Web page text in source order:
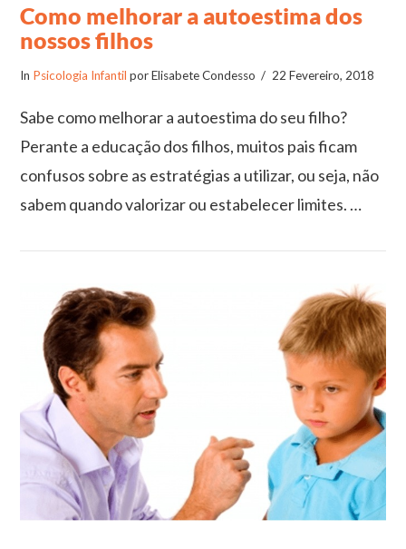
Como melhorar a autoestima dos
nossos filhos
In Psicologia Infantil por Elisabete Condesso 22 Fevereiro, 2018
Sabe como melhorar a autoestima do seu filho?
Perante a educação dos filhos, muitos pais ficam
confusos sobre as estratégias a utilizar, ou seja, não
sabem quando valorizar ou estabelecer limites. …